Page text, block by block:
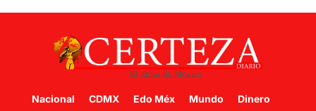
Nacional CDMX Edo Méx Mundo Dinero